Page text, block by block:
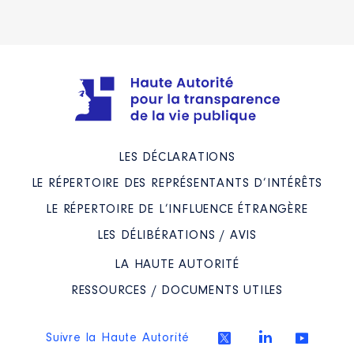
LES DÉCLARATIONS
LE RÉPERTOIRE DES REPRÉSENTANTS D’INTÉRÊTS
LE RÉPERTOIRE DE L’INFLUENCE ÉTRANGÈRE
LES DÉLIBÉRATIONS / AVIS
LA HAUTE AUTORITÉ
RESSOURCES / DOCUMENTS UTILES
Suivre la Haute Autorité